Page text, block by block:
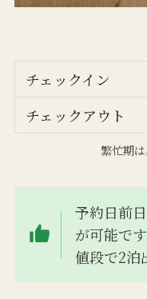
チェックイン
チェックアウト
繁忙期
予約日前
が可能で
値段で2泊